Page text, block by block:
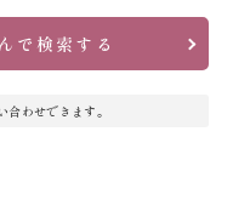
で検索する
わせできます。